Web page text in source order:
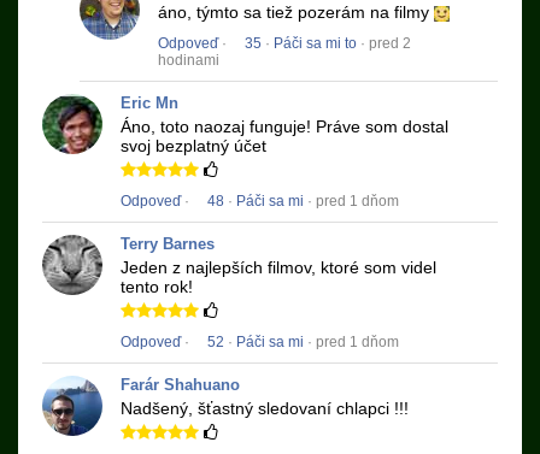
áno, týmto sa tiež pozerám na filmy
Odpoveď· 35 · Páči sa mi to · pred 2
hodinami
Eric Mn
Áno, toto naozaj funguje! Práve som dostal
svoj bezplatný účet
Odpoveď· 48 · Páči sa mi · pred 1 dňom
Terry Barnes
Jeden z najlepších filmov, ktoré som videl
tento rok!
Odpoveď· 52 · Páči sa mi · pred 1 dňom
Farár Shahuano
Nadšený, šťastný sledovaní chlapci !!!